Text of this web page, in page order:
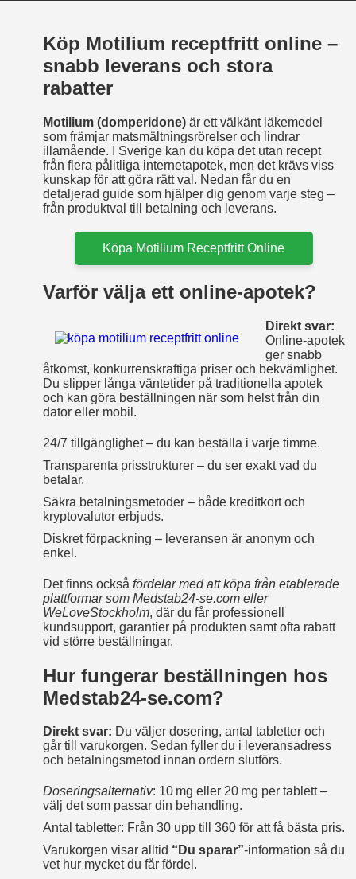
Köp Motilium receptfritt online –
snabb leverans och stora
rabatter
Motilium (domperidone)är ett välkänt läkemedel
som främjar matsmältningsrörelser och lindrar
illamående. I Sverige kan du köpa det utan recept
från flera pålitliga internetapotek, men det krävs viss
kunskap för att göra rätt val. Nedan får du en
detaljerad guide som hjälper dig genom varje steg –
från produktval till betalning och leverans.
Köpa Motilium Receptfritt Online
Varför välja ett online‑apotek?
Direkt svar:
Online‑apotek
ger snabb
åtkomst, konkurrenskraftiga priser och bekvämlighet.
Du slipper långa väntetider på traditionella apotek
och kan göra beställningen när som helst från din
dator eller mobil.
24/7 tillgänglighet – du kan beställa i varje timme.
Transparenta prisstrukturer – du ser exakt vad du
betalar.
Säkra betalningsmetoder – både kreditkort och
kryptovalutor erbjuds.
Diskret förpackning – leveransen är anonym och
enkel.
Det finns också fördelar med att köpa från etablerade
plattformar som Medstab24‑se.com eller
WeLoveStockholm, där du får professionell
kundsupport, garantier på produkten samt ofta rabatt
vid större beställningar.
Hur fungerar beställningen hos
Medstab24‑se.com?
Direkt svar: Du väljer dosering, antal tabletter och
går till varukorgen. Sedan fyller du i leveransadress
och betalningsmetod innan ordern slutförs.
Doseringsalternativ: 10 mg eller 20 mg per tablett –
välj det som passar din behandling.
Antal tabletter: Från 30 upp till 360 för att få bästa pris.
Varukorgen visar alltid “Du sparar”-information så du
vet hur mycket du får fördel.